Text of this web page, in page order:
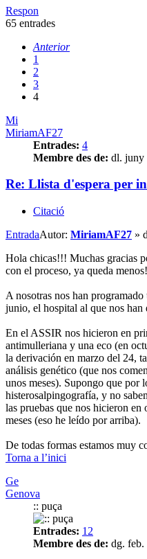
Respon
65 entrades
Anterior
1
2
3
4
Mi
MiriamAF27
Entrades: 4
Membre des de: dl. juny
Re: Llista d'espera per
Citació
EntradaAutor: MiriamAF27 »
Hola chicas!!! Muchas gracias
con el proceso, ya queda
A nosotras nos han
junio, el hospital al que nos
En el ASSIR nos hicieron en
antimulleriana y una eco (en
la derivación en marzo del 24,
análisis genético (que nos
unos meses). Supongo que por
histerosalpingografía, y no
las pruebas que nos hicieron en
meses (eso he leído por arriba).
De todas formas estamos muy
Torna a l’inici
Ge
Genova
:: puça
Entrades: 12
Membre des de: dg. feb.